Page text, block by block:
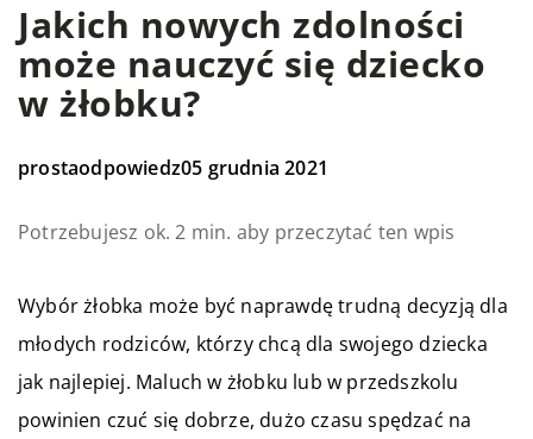
Jakich nowych zdolności
może nauczyć się dziecko
w żłobku?
prostaodpowiedz05 grudnia 2021
Potrzebujesz ok. 2 min. aby przeczytać ten wpis
Wybór żłobka może być naprawdę trudną decyzją dla
młodych rodziców, którzy chcą dla swojego dziecka
jak najlepiej. Maluch w żłobku lub w przedszkolu
powinien czuć się dobrze, dużo czasu spędzać na